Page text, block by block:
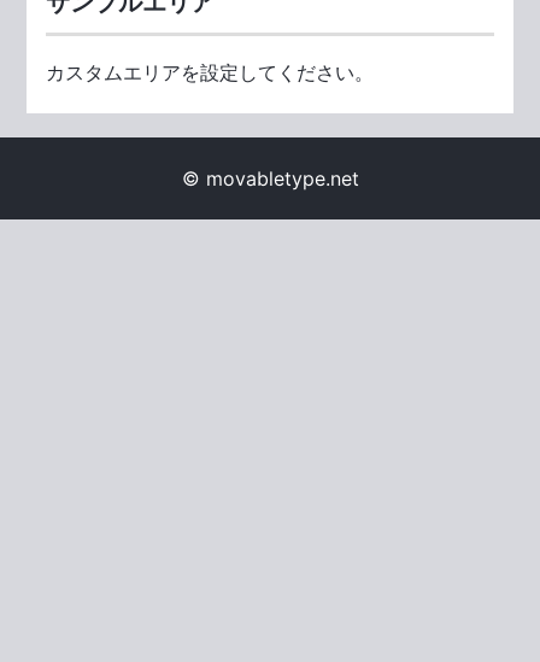
カスタムエリアを設定してください。
© movabletype.net